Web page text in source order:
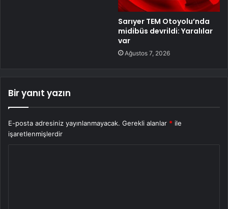
Sarıyer TEM Otoyolu’nda
midibüs devrildi: Yaralılar
var
Ağustos 7, 2026
Bir yanıt yazın
E-posta adresiniz yayınlanmayacak. Gerekli alanlar * ile
işaretlenmişlerdir